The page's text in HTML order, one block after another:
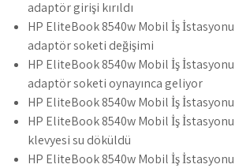
adaptör girişi kırıldı
HP EliteBook 8540w Mobil İş
adaptör soketi değişimi
HP EliteBook 8540w Mobil İş
adaptör soketi oynayınca geliyor
HP EliteBook 8540w Mobil İş
HP EliteBook 8540w Mobil İş
klevyesi su döküldü
HP EliteBook 8540w Mobil İş